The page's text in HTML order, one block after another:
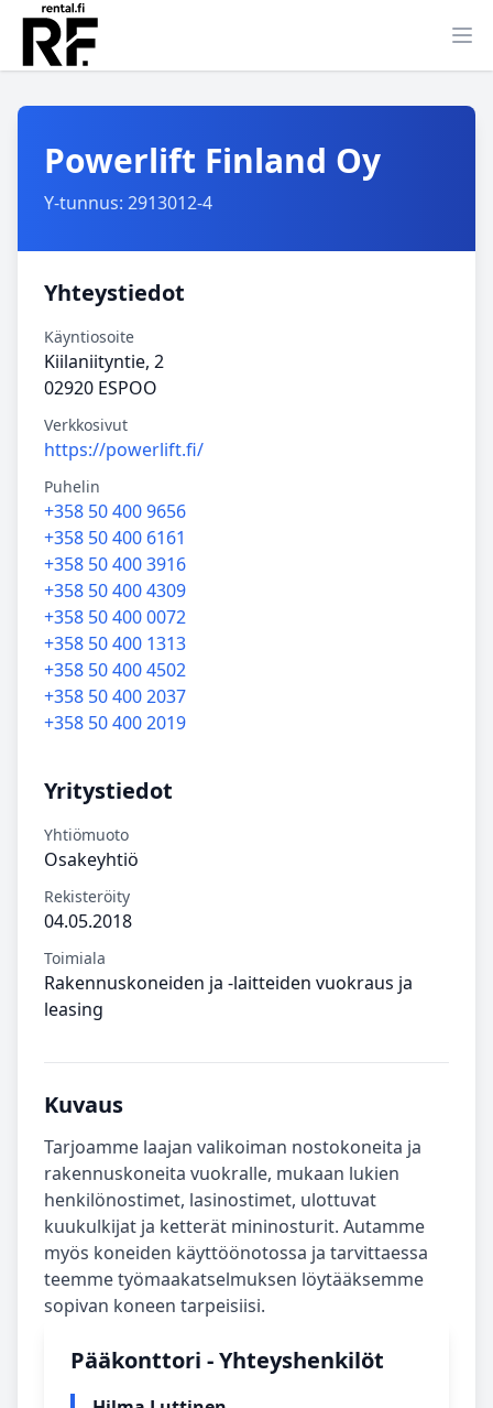
Powerlift Finland Oy
Y-tunnus: 2913012-4
Yhteystiedot
Käyntiosoite
Kiilaniityntie, 2
02920 ESPOO
Verkkosivut
https://powerlift.fi/
Puhelin
+358 50 400 9656
+358 50 400 6161
+358 50 400 3916
+358 50 400 4309
+358 50 400 0072
+358 50 400 1313
+358 50 400 4502
+358 50 400 2037
+358 50 400 2019
Yritystiedot
Yhtiömuoto
Osakeyhtiö
Rekisteröity
04.05.2018
Toimiala
Rakennuskoneiden ja -laitteiden vuokraus ja
leasing
Kuvaus
Tarjoamme laajan valikoiman nostokoneita ja
rakennus­koneita vuokralle, mukaan lukien
henkilönostimet, lasinostimet, ulottuvat
kuukulkijat ja ketterät mininosturit. Autamme
myös koneiden käyttöönotossa ja tarvittaessa
teemme työmaakatselmuksen löytääksemme
sopivan koneen tarpeisiisi.
Pääkonttori - Yhteyshenkilöt